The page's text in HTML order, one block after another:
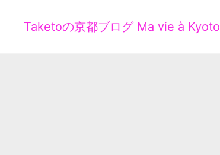
Taketoの京都ブログ Ma vie à Kyoto